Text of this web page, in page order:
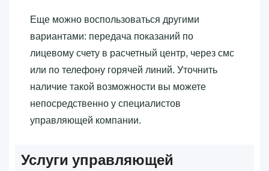
Еще можно воспользоваться другими
вариантами: передача показаний по
лицевому счету в расчетный центр, через смс
или по телефону горячей линий. Уточнить
наличие такой возможности вы можете
непосредственно у специалистов
управляющей компании.
Услуги управляющей